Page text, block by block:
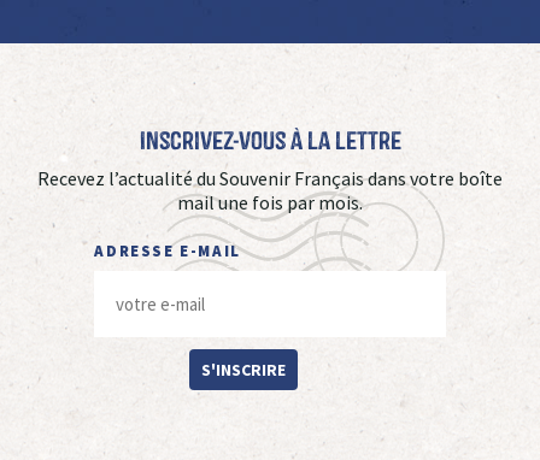
Inscrivez-vous à La Lettre
Recevez l’actualité du Souvenir Français dans votre boîte
mail une fois par mois.
ADRESSE E-MAIL
S'INSCRIRE